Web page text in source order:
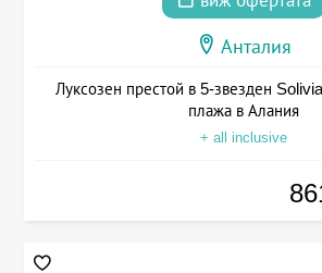
Анталия
Луксозен престой в 5-звезден
плажа в Алания
+ all inclusive